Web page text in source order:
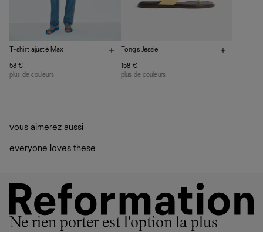
T-shirt ajusté Max
58 €
plus de couleurs
Tongs Jessie
158 €
plus de couleurs
vous aimerez aussi
everyone loves these
Ne rien porter est l'option la plus